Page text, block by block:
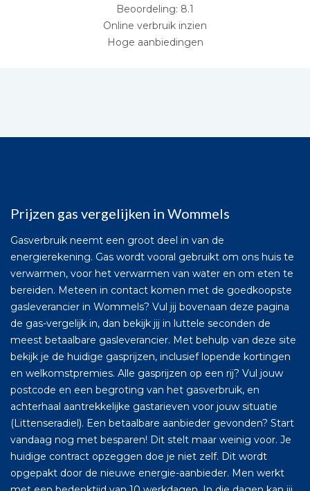
Beoordeling: 8.1
Online verbruik inzien
Hoge aanbiedingen
Prijzen gas vergelijken in Wommels
Gasverbruik neemt een groot deel in van de
energierekening. Gas wordt vooral gebruikt om ons huis te
verwarmen, voor het verwarmen van water en om eten te
bereiden. Meteen in contact komen met de goedkoopste
gasleverancier in Wommels? Vul jij bovenaan deze pagina
de gas-vergelijk in, dan bekijk jij in luttele seconden de
meest betaalbare gasleverancier. Met behulp van deze site
bekijk je de huidige gasprijzen, inclusief lopende kortingen
en welkomstpremies. Alle gasprijzen op een rij? Vul jouw
postcode en een begroting van het gasverbruik, en
achterhaal aantrekkelijke gastarieven voor jouw situatie
(Littenseradiel). Een betaalbare aanbieder gevonden? Start
vandaag nog met besparen! Dit stelt maar weinig voor. Je
huidige contract opzeggen doe je niet zelf. Dit wordt
opgepakt door de nieuwe energie-aanbieder. Men werkt